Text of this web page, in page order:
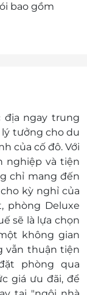
bao gồm
phòng
1 Trẻ (Giá
hóa đơn)
sáng cho trẻ,
đêm
1/01; Tết
tết); Lễ Giổ tổ
(Tính từ ngày
20h00): 1900
/
địa ngay trung
tưởng cho du
của cố đô. Với
nghiệp và tiện
chỉ mang đến
kỳ nghỉ của
phòng Deluxe
sẽ là lựa chọn
không gian
vẫn thuận tiện
phòng qua
giá ưu đãi, để